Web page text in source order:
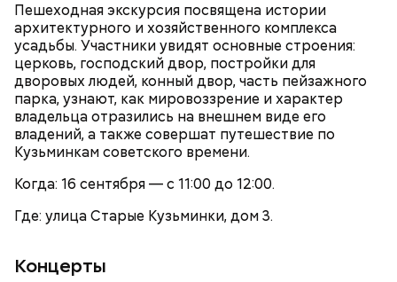
Пешеходная экскурсия посвящена истории
архитектурного и хозяйственного комплекса
усадьбы. Участники увидят основные строения:
церковь, господский двор, постройки для
дворовых людей, конный двор, часть пейзажного
парка, узнают, как мировоззрение и характер
владельца отразились на внешнем виде его
владений, а также совершат путешествие по
Кузьминкам советского времени.
Когда: 16 сентября — с 11:00 до 12:00.
Где: улица Старые Кузьминки, дом 3.
Концерты
Современный парк делится на четыре части:
Партер, «Музеон», Нескучный сад и Воробьевы
горы. В Партере часто проводят фестивали или
концерты, отмечают День города, День Победы, а
зимой заливают каток.
А что вас раздражает в других пассажирах?
Присылайте свои ответы и участвуйте в опросе
«ВМ» вTelegram-каналеи на странице в соцсети
«ВКонтакте».